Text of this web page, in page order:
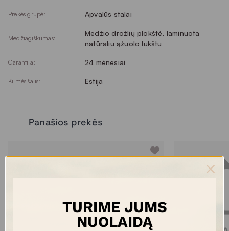
Prekės grupė: Apvalūs stalai
Medžiagiškumas:
Medžio drožlių plokštė, laminuota
natūraliu ąžuolo lukštu
Garantija: 24 mėnesiai
Kilmės šalis: Estija
Panašios prekės
TURIME JUMS
NUOLAIDĄ